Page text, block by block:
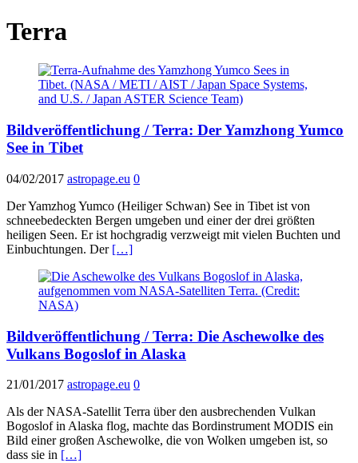
Terra
Bildveröffentlichung / Terra: Der Yamzhong Yumco
See in Tibet
04/02/2017 astropage.eu 0
Der Yamzhog Yumco (Heiliger Schwan) See in Tibet ist von
schneebedeckten Bergen umgeben und einer der drei größten
heiligen Seen. Er ist hochgradig verzweigt mit vielen Buchten und
Einbuchtungen. Der […]
Bildveröffentlichung / Terra: Die Aschewolke des
Vulkans Bogoslof in Alaska
21/01/2017 astropage.eu 0
Als der NASA-Satellit Terra über den ausbrechenden Vulkan
Bogoslof in Alaska flog, machte das Bordinstrument MODIS ein
Bild einer großen Aschewolke, die von Wolken umgeben ist, so
dass sie in […]